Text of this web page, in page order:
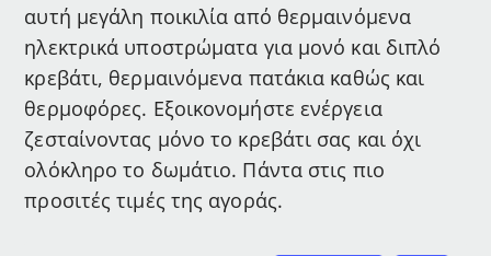
αυτή μεγάλη ποικιλία από θερμαινόμενα
ηλεκτρικά υποστρώματα για μονό και διπλό
κρεβάτι, θερμαινόμενα πατάκια καθώς και
θερμοφόρες. Εξοικονομήστε ενέργεια
ζεσταίνοντας μόνο το κρεβάτι σας και όχι
ολόκληρο το δωμάτιο. Πάντα στις πιο
προσιτές τιμές της αγοράς.